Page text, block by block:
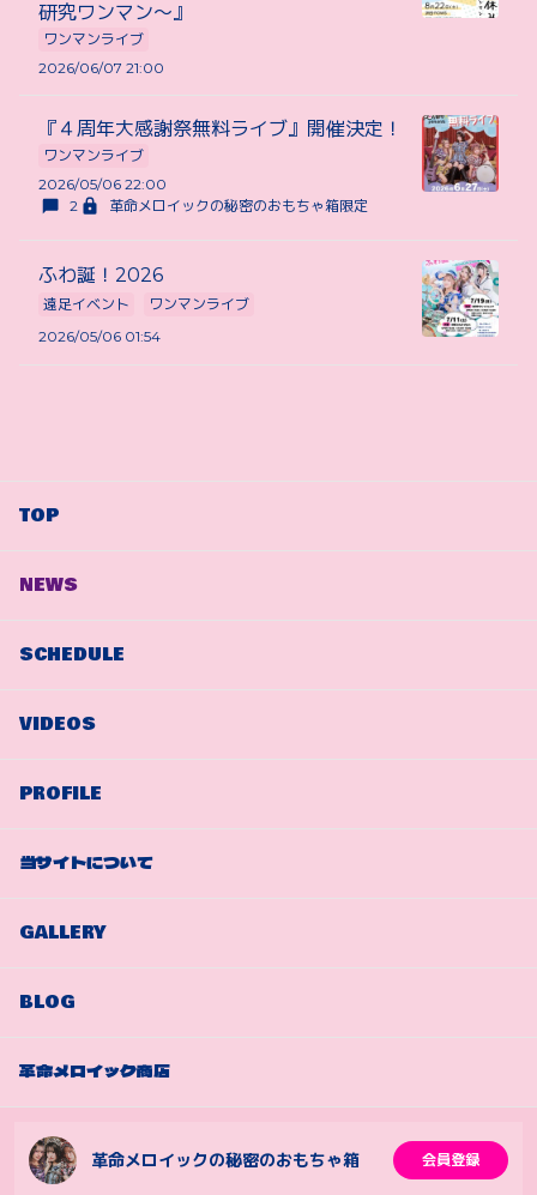
研究ワンマン〜』
ワンマンライブ
2026/06/07 21:00
『４周年大感謝祭無料ライブ』開催決定！
ワンマンライブ
2026/05/06 22:00
2
革命メロイックの秘密のおもちゃ箱限定
ふわ誕！2026
遠足イベント
ワンマンライブ
2026/05/06 01:54
TOP
NEWS
SCHEDULE
VIDEOS
PROFILE
当サイトについて
GALLERY
BLOG
革命メロイック商店
革命メロイックの秘密のおもちゃ箱 会員登録